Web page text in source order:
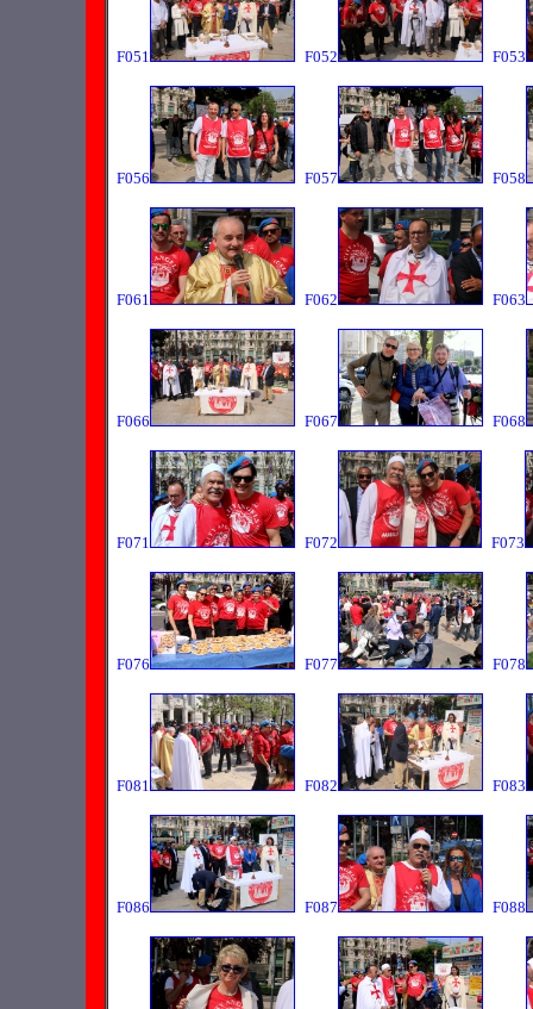
F051 F052 F053
F056 F057 F058
F061 F062 F063
F066 F067 F068
F071 F072 F073
F076 F077 F078
F081 F082 F083
F086 F087 F088